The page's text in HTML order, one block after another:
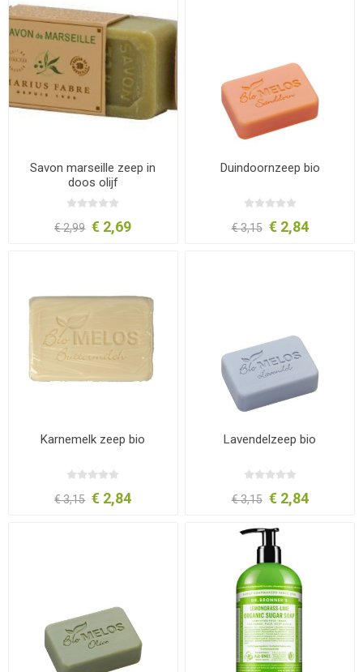
Savon marseille zeep in
doos olijf
€ 2,99 € 2,69
Duindoornzeep bio
€ 3,15 € 2,84
Karnemelk zeep bio
€ 3,15 € 2,84
Lavendelzeep bio
€ 3,15 € 2,84